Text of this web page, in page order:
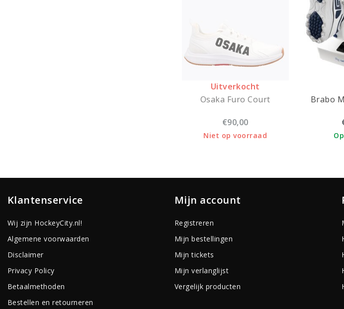
Uitverkocht
Osaka Furo Court
€90,00
Niet op voorraad
Brabo
Klantenservice
Wij zijn HockeyCity.nl!
Algemene voorwaarden
Disclaimer
Privacy Policy
Betaalmethoden
Bestellen en retourneren
Mijn account
Registreren
Mijn bestellingen
Mijn tickets
Mijn verlanglijst
Vergelijk producten